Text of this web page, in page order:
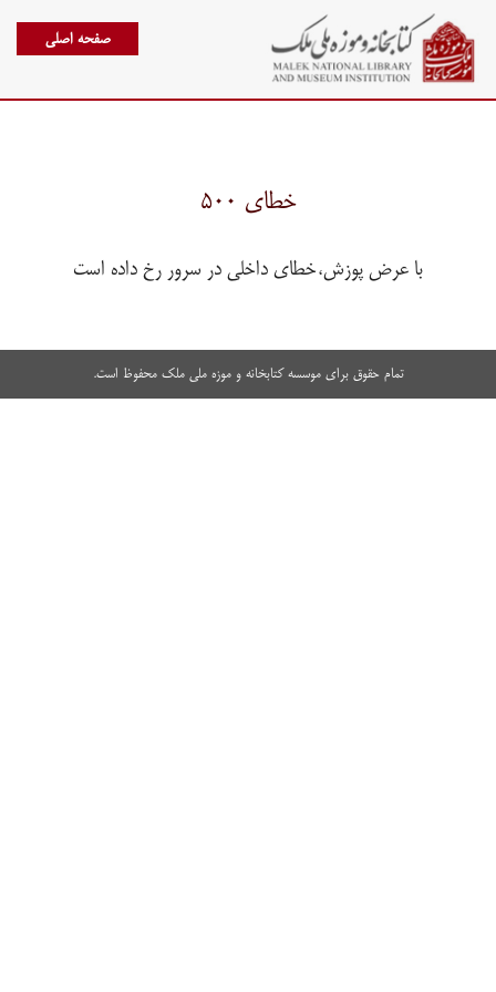
صفحه اصلی
خطای ۵۰۰
با عرض پوزش،خطای داخلی در سرور رخ داده است
تمام حقوق برای موسسه کتابخانه و موزه ملی ملک محفوظ است.